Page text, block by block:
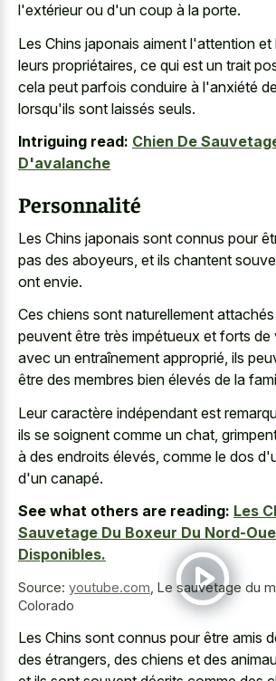
l'extérieur ou d'un coup à la porte.
Les Chins japonais aiment l'attention
leurs propriétaires, ce qui est un trait
cela peut parfois conduire à l'anxiété
lorsqu'ils sont laissés seuls.
Intriguing read: Chien De
D'avalanche
Personnalité
Les Chins japonais sont connus pour
pas des aboyeurs, et ils chantent
ont envie.
Ces chiens sont naturellement
peuvent être très impétueux et forts de
avec un entraînement approprié, ils
être des membres bien élevés de la
Leur caractère indépendant est
ils se soignent comme un chat,
à des endroits élevés, comme le dos
d'un canapé.
See what others are reading: Les
Sauvetage Du Boxeur Du Nord-
Disponibles.
Source: youtube.com Le sauvetage du
Colorado
Les Chins sont connus pour être amis
des étrangers, des chiens et des